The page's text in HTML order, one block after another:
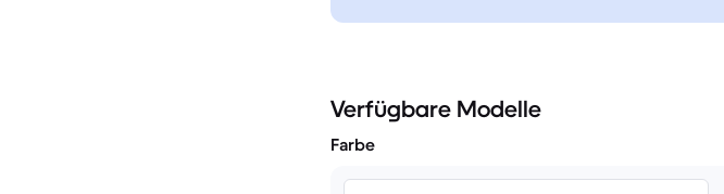
Verfügbare Modelle
Farbe